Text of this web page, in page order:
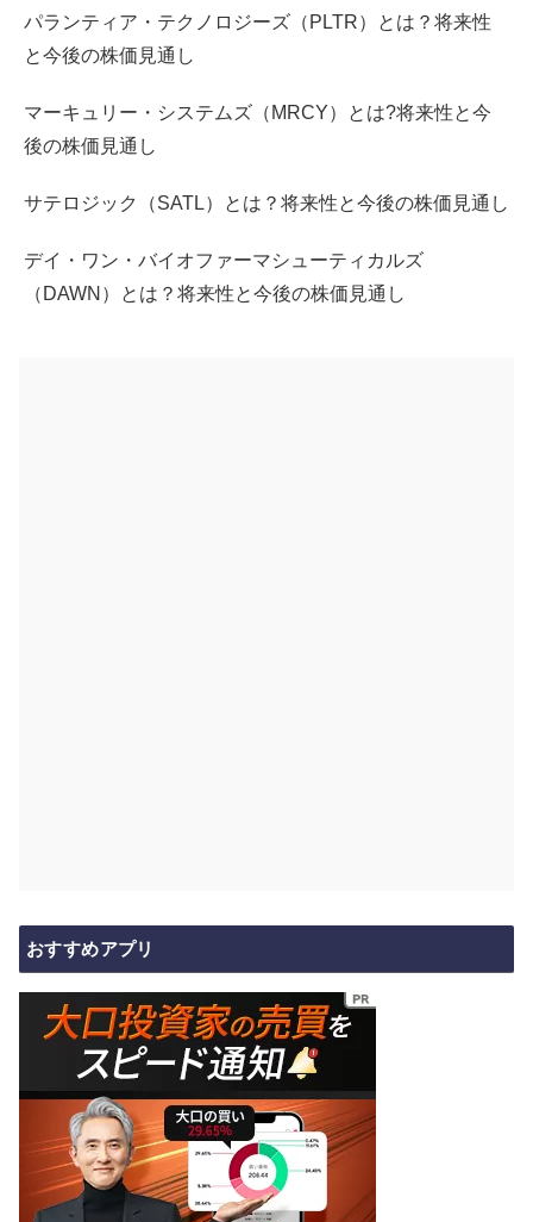
パランティア・テクノロジーズ（PLTR）とは？将来性
と今後の株価見通し
マーキュリー・システムズ（MRCY）とは?将来性と今
後の株価見通し
サテロジック（SATL）とは？将来性と今後の株価見通し
デイ・ワン・バイオファーマシューティカルズ
（DAWN）とは？将来性と今後の株価見通し
おすすめアプリ